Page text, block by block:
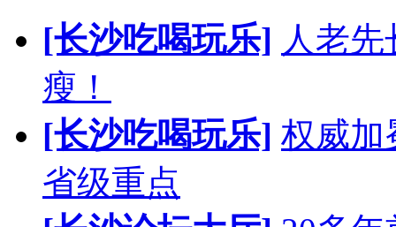
[长沙吃喝玩乐] 人老
瘦！
[长沙吃喝玩乐] 权威加
省级重点